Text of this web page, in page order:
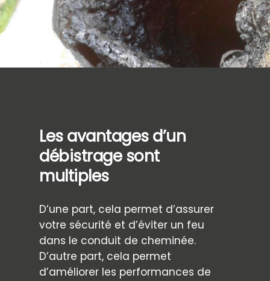
Les avantages d’un
débistrage sont
multiples
D’une part, cela permet d’assurer
votre sécurité et d’éviter un feu
dans le conduit de cheminée.
D’autre part, cela permet
d’améliorer les performances de